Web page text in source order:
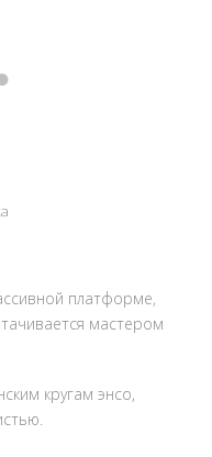
платформе,
мастером
кругам энсо,